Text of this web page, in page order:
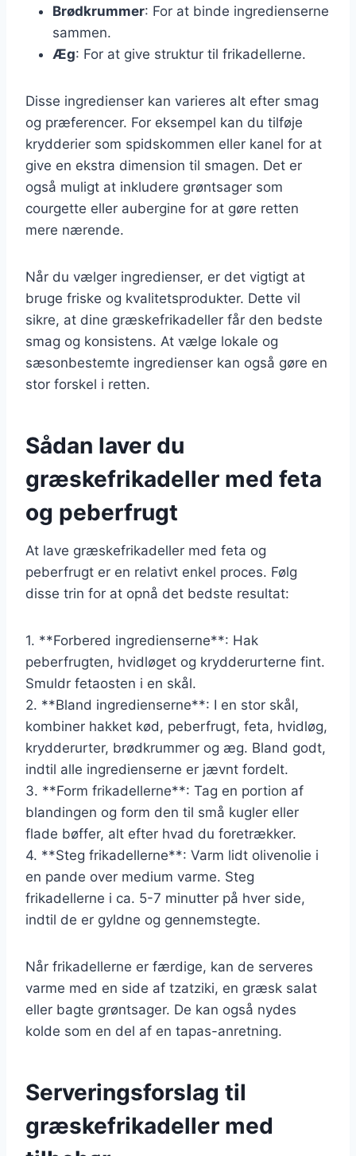
Brødkrummer: For at binde ingredienserne
sammen.
Æg: For at give struktur til frikadellerne.
Disse ingredienser kan varieres alt efter smag
og præferencer. For eksempel kan du tilføje
krydderier som spidskommen eller kanel for at
give en ekstra dimension til smagen. Det er
også muligt at inkludere grøntsager som
courgette eller aubergine for at gøre retten
mere nærende.
Når du vælger ingredienser, er det vigtigt at
bruge friske og kvalitetsprodukter. Dette vil
sikre, at dine græskefrikadeller får den bedste
smag og konsistens. At vælge lokale og
sæsonbestemte ingredienser kan også gøre en
stor forskel i retten.
Sådan laver du
græskefrikadeller med feta
og peberfrugt
At lave græskefrikadeller med feta og
peberfrugt er en relativt enkel proces. Følg
disse trin for at opnå det bedste resultat:
1. **Forbered ingredienserne**: Hak
peberfrugten, hvidløget og krydderurterne fint.
Smuldr fetaosten i en skål.
2. **Bland ingredienserne**: I en stor skål,
kombiner hakket kød, peberfrugt, feta, hvidløg,
krydderurter, brødkrummer og æg. Bland godt,
indtil alle ingredienserne er jævnt fordelt.
3. **Form frikadellerne**: Tag en portion af
blandingen og form den til små kugler eller
flade bøffer, alt efter hvad du foretrækker.
4. **Steg frikadellerne**: Varm lidt olivenolie i
en pande over medium varme. Steg
frikadellerne i ca. 5-7 minutter på hver side,
indtil de er gyldne og gennemstegte.
Når frikadellerne er færdige, kan de serveres
varme med en side af tzatziki, en græsk salat
eller bagte grøntsager. De kan også nydes
kolde som en del af en tapas-anretning.
Serveringsforslag til
græskefrikadeller med